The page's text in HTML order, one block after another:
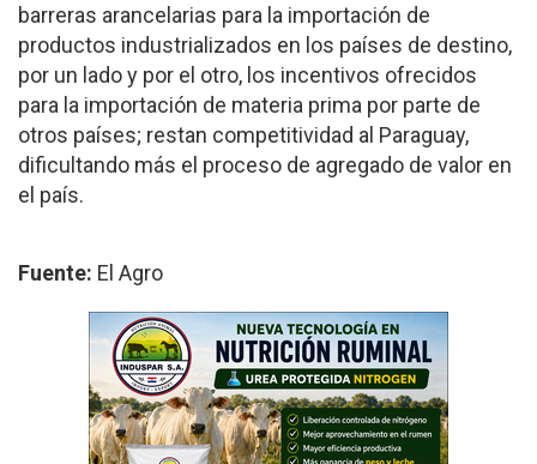
barreras arancelarias para la importación de
productos industrializados en los países de destino,
por un lado y por el otro, los incentivos ofrecidos
para la importación de materia prima por parte de
otros países; restan competitividad al Paraguay,
dificultando más el proceso de agregado de valor en
el país.
Fuente: El Agro